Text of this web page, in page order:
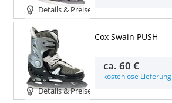
Details & Preise
Details & Preise
Cox Swain PUSH
ca.60 €
kostenlose Lieferung